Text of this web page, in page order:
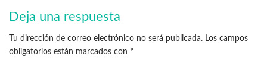
Deja una respuesta
Tu dirección de correo electrónico no será publicada. Los campos
obligatorios están marcados con *